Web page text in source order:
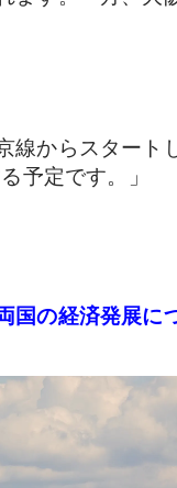
線からスタート
予定です。」
国の経済発展に